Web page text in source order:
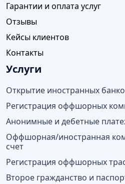
Гарантии и оплата услуг
Отзывы
Кейсы клиентов
Контакты
Услуги
Открытие иностранных
Регистрация оффшорных
Анонимные и дебетные
Оффшорная/иностранная
счет
Регистрация оффшорных
Второе гражданство и